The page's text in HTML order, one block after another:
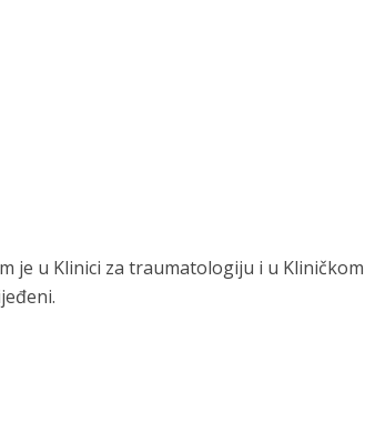
je u Klinici za traumatologiju i u